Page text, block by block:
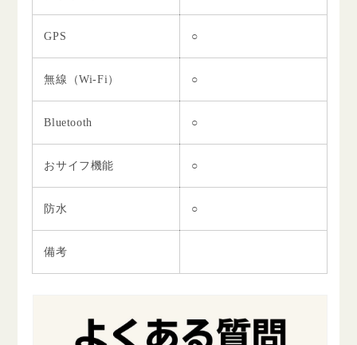
GPS ○
無線（Wi-Fi） ○
Bluetooth ○
おサイフ機能 ○
防水 ○
備考